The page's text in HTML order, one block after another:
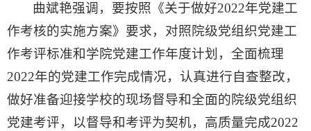
曲斌艳强调，要按照《关于做好2022年党建工
作考核的实施方案》要求，对照院级党组织党建工
作考评标准和学院党建工作年度计划，全面梳理
2022年的党建工作完成情况，认真进行自查整改，
做好准备迎接学校的现场督导和全面的院级党组织
党建考评，以督导和考评为契机，高质量完成2022